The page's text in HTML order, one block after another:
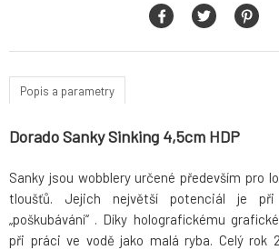
Popis a parametry
Dorado Sanky Sinking 4,5cm HDP
Sanky jsou wobblery určené především pro
tloušťů. Jejich největší potenciál je při
„poškubávání“ . Díky holografickému
při práci ve vodě jako malá ryba. Celý rok